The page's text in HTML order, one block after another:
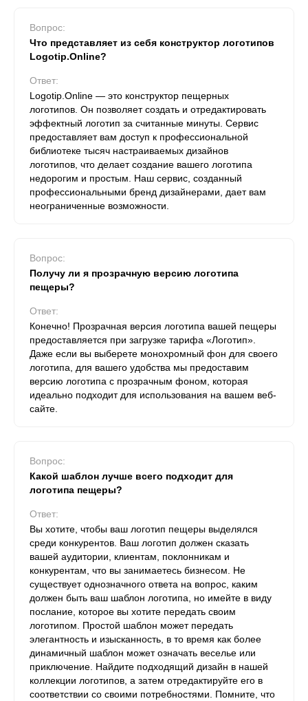
Вопрос:
Что представляет из себя конструктор логотипов
Logotip.Online?
Ответ:
Logotip.Online — это конструктор пещерных
логотипов. Он позволяет создать и отредактировать
эффектный логотип за считанные минуты. Сервис
предоставляет вам доступ к профессиональной
библиотеке тысяч настраиваемых дизайнов
логотипов, что делает создание вашего логотипа
недорогим и простым. Наш сервис, созданный
профессиональными бренд дизайнерами, дает вам
неограниченные возможности.
Вопрос:
Получу ли я прозрачную версию логотипа
пещеры?
Ответ:
Конечно! Прозрачная версия логотипа вашей пещеры
предоставляется при загрузке тарифа «Логотип».
Даже если вы выберете монохромный фон для своего
логотипа, для вашего удобства мы предоставим
версию логотипа с прозрачным фоном, которая
идеально подходит для использования на вашем веб-
сайте.
Вопрос:
Какой шаблон лучше всего подходит для
логотипа пещеры?
Ответ:
Вы хотите, чтобы ваш логотип пещеры выделялся
среди конкурентов. Ваш логотип должен сказать
вашей аудитории, клиентам, поклонникам и
конкурентам, что вы занимаетесь бизнесом. Не
существует однозначного ответа на вопрос, каким
должен быть ваш шаблон логотипа, но имейте в виду
послание, которое вы хотите передать своим
логотипом. Простой шаблон может передать
элегантность и изысканность, в то время как более
динамичный шаблон может означать веселье или
приключение. Найдите подходящий дизайн в нашей
коллекции логотипов, а затем отредактируйте его в
соответствии со своими потребностями. Помните, что